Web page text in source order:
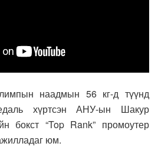
наадмын 56 кг-д түүнд
хүртсэн АНУ-ын Шакур
бокст “Top Rank” промоутер
юм.